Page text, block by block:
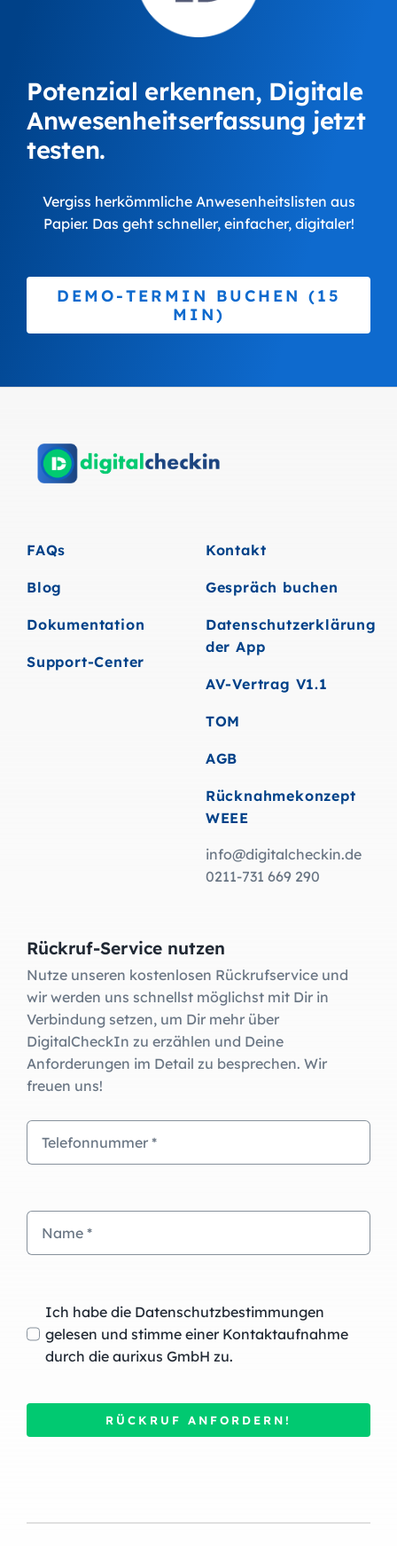
Potenzial erkennen, Digitale
Anwesenheits­erfassung jetzt
testen.
Vergiss herkömmliche Anwesenheitslisten aus
Papier. Das geht schneller, einfacher, digitaler!
DEMO-TERMIN BUCHEN (15
MIN)
FAQs
Blog
Dokumentation
Support-Center
Kontakt
Gespräch buchen
Datenschutzerklärung
der App
AV-Vertrag V1.1
TOM
AGB
Rücknahmekonzept
WEEE
info@digitalcheckin.de
0211-731 669 290
Rückruf-Service nutzen
Nutze unseren kostenlosen Rückrufservice und
wir werden uns schnellst möglichst mit Dir in
Verbindung setzen, um Dir mehr über
DigitalCheckIn zu erzählen und Deine
Anforderungen im Detail zu besprechen. Wir
freuen uns!
Ich habe die Datenschutzbestimmungen
gelesen und stimme einer Kontaktaufnahme
durch die aurixus GmbH zu.
RÜCKRUF ANFORDERN!